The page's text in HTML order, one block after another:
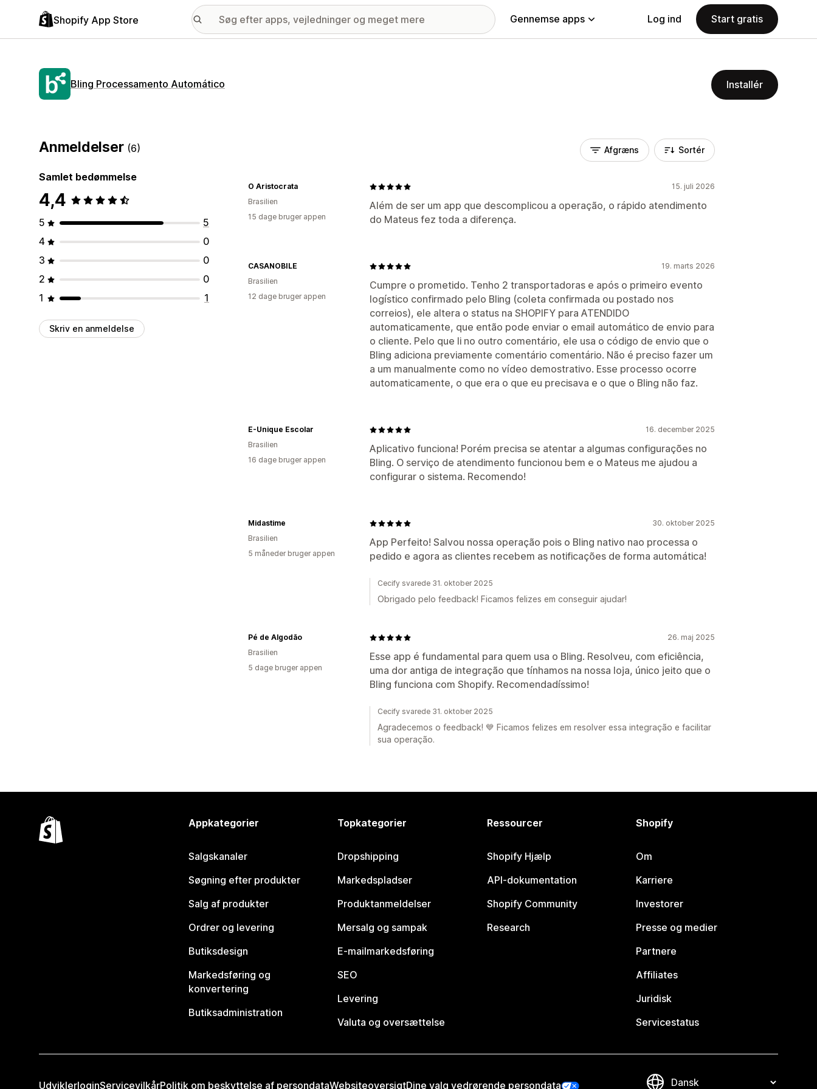
Shopify App Store Gennemse apps Log ind Start gratis
Bling Processamento Automático Installér
Anmeldelser (6)
Samlet bedømmelse
4,4
5
5
4
0
3
0
2
0
1
1
Skriv en anmeldelse
Afgræns Sortér
15. juli 2026
Além de ser um app que descomplicou a operação, o rápido atendimento
do Mateus fez toda a diferença.
O Aristocrata
Brasilien
15 dage bruger appen
19. marts 2026
Cumpre o prometido. Tenho 2 transportadoras e após o primeiro evento
logístico confirmado pelo Bling (coleta confirmada ou postado nos
correios), ele altera o status na SHOPIFY para ATENDIDO
automaticamente, que então pode enviar o email automático de envio para
o cliente. Pelo que li no outro comentário, ele usa o código de envio que o
Bling adiciona previamente comentário comentário. Não é preciso fazer um
a um manualmente como no vídeo demostrativo. Esse processo ocorre
automaticamente, o que era o que eu precisava e o que o Bling não faz.
CASANOBILE
Brasilien
12 dage bruger appen
16. december 2025
Aplicativo funciona! Porém precisa se atentar a algumas configurações no
Bling. O serviço de atendimento funcionou bem e o Mateus me ajudou a
configurar o sistema. Recomendo!
E-Unique Escolar
Brasilien
16 dage bruger appen
30. oktober 2025
App Perfeito! Salvou nossa operação pois o Bling nativo nao processa o
pedido e agora as clientes recebem as notificações de forma automática!
Midastime
Brasilien
5 måneder bruger appen
Cecify svarede 31. oktober 2025
Obrigado pelo feedback! Ficamos felizes em conseguir ajudar!
26. maj 2025
Esse app é fundamental para quem usa o Bling. Resolveu, com eficiência,
uma dor antiga de integração que tínhamos na nossa loja, único jeito que o
Bling funciona com Shopify. Recomendadíssimo!
Pé de Algodão
Brasilien
5 dage bruger appen
Cecify svarede 31. oktober 2025
Agradecemos o feedback! 💙 Ficamos felizes em resolver essa integração e facilitar
sua operação.
Appkategorier
Salgskanaler
Søgning efter produkter
Salg af produkter
Ordrer og levering
Butiksdesign
Markedsføring og
konvertering
Butiksadministration
Topkategorier
Dropshipping
Markedspladser
Produktanmeldelser
Mersalg og sampak
E-mailmarkedsføring
SEO
Levering
Valuta og oversættelse
Ressourcer
Shopify Hjælp
API-dokumentation
Shopify Community
Research
Shopify
Om
Karriere
Investorer
Presse og medier
Partnere
Affiliates
Juridisk
Servicestatus
UdviklerloginServicevilkårPolitik om beskyttelse af persondataWebsiteoversigtDine valg vedrørende persondata